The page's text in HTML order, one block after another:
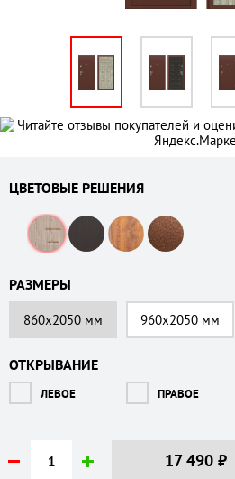
ЦВЕТОВЫЕ РЕШЕНИЯ
РАЗМЕРЫ
860х2050 мм 960х2050 мм
ОТКРЫВАНИЕ
ЛЕВОЕ ПРАВОЕ
17 490 ₽